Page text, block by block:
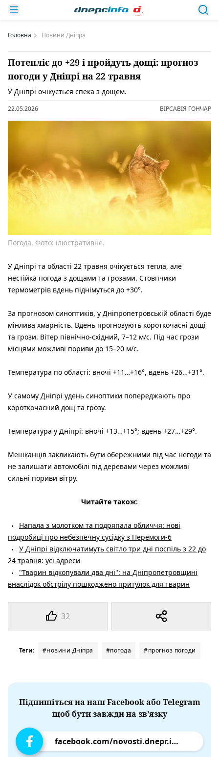
Головна Новини Дніпра
Потепліє до +29 і пройдуть дощі: прогноз
погоди у Дніпрі на 22 травня
У Дніпрі очікується спека з дощем.
22.05.2026 ВІРСАВІЯ ГОНЧАР
32
Погода. Фото: ілюстративне.
У Дніпрі та області 22 травня очікується тепла, але
нестійка погода з дощами та грозами. Стовпчики
термометрів вдень піднімуться до +30°.
За прогнозом синоптиків, у Дніпропетровській області буде
мінлива хмарність. Вдень прогнозують короткочасні дощі
та грози. Вітер північно-східний, 7–12 м/с. Під час грози
місцями можливі пориви до 15–20 м/с.
Температура по області: вночі +11…+16°, вдень +26…+31°.
У самому Дніпрі удень синоптики попереджають про
короткочасний дощ та грозу.
Температура у Дніпрі: вночі +13…+15°; вдень +27…+29°.
Мешканців закликають бути обережними під час негоди та
не залишати автомобілі під деревами через можливі
сильні пориви вітру.
Читайте також:
Напала з молотком та подряпала обличчя: нові
подробиці про небезпечну сусідку з Перемоги-6
У Дніпрі відключатимуть світло три дні поспіль з 22 до
24 травня: усі адреси
"Тварин відкопували два дні": на Дніпропетровщині
внаслідок обстрілу пошкоджено притулок для тварин
Теги: #новини Дніпра #погода #прогноз погоди
Підпишіться на наш Facebook або Telegram
щоб бути завжди на зв’язку
facebook.com/novosti.dnepr.info